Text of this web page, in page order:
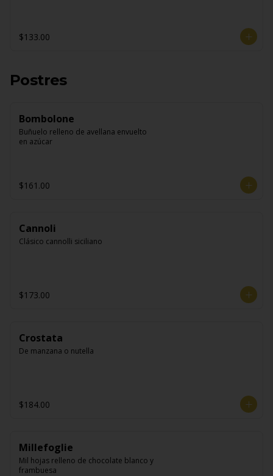
$133.00
Postres
Bombolone
Buñuelo relleno de avellana envuelto
en azúcar
$161.00
Cannoli
Clásico cannolli siciliano
$173.00
Crostata
De manzana o nutella
$184.00
Millefoglie
Mil hojas relleno de chocolate blanco y
frambuesa